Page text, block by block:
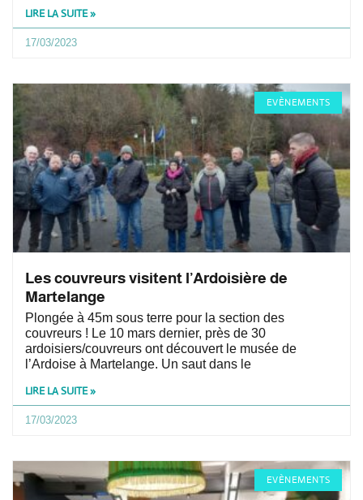
LIRE LA SUITE »
17/03/2023
EVÈNEMENTS
Les couvreurs visitent l’Ardoisière de
Martelange
Plongée à 45m sous terre pour la section des
couvreurs ! Le 10 mars dernier, près de 30
ardoisiers/couvreurs ont découvert le musée de
l’Ardoise à Martelange. Un saut dans le
LIRE LA SUITE »
17/03/2023
EVÈNEMENTS